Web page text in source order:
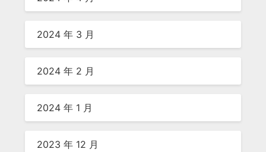
2024 年 3 月
2024 年 2 月
2024 年 1 月
2023 年 12 月